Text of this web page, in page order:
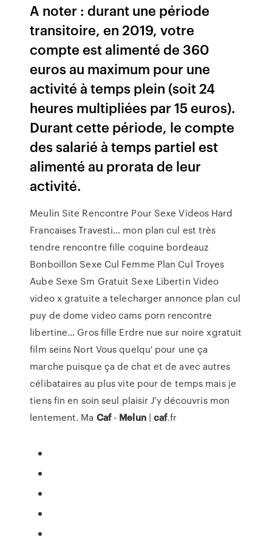
A noter : durant une période
transitoire, en 2019, votre
compte est alimenté de 360
euros au maximum pour une
activité à temps plein (soit 24
heures multipliées par 15 euros).
Durant cette période, le compte
des salarié à temps partiel est
alimenté au prorata de leur
activité.
Meulin Site Rencontre Pour Sexe Videos Hard
Francaises Travesti… mon plan cul est très
tendre rencontre fille coquine bordeauz
Bonboillon Sexe Cul Femme Plan Cul Troyes
Aube Sexe Sm Gratuit Sexe Libertin Video
video x gratuite a telecharger annonce plan cul
puy de dome video cams porn rencontre
libertine… Gros fille Erdre nue sur noire xgratuit
film seins Nort Vous quelqu' pour une ça
marche puisque ça de chat et de avec autres
célibataires au plus vite pour de temps mais je
tiens fin en soin seul plaisir J'y découvris mon
lentement. Ma Caf- Melun|caf.fr